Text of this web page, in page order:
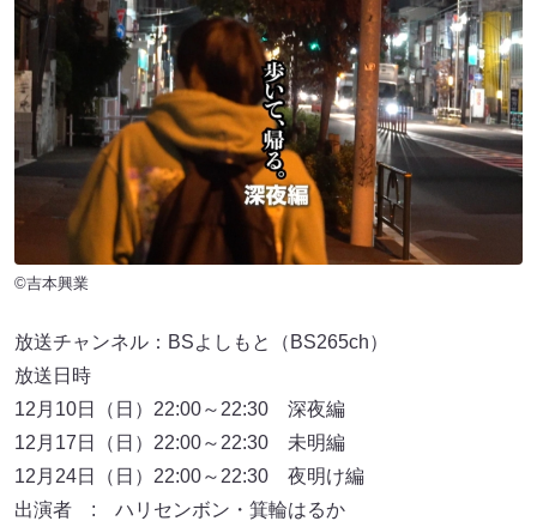
©吉本興業
放送チャンネル：BSよしもと（BS265ch）
放送日時
12月10日（日）22:00～22:30 深夜編
12月17日（日）22:00～22:30 未明編
12月24日（日）22:00～22:30 夜明け編
出演者 : ハリセンボン・箕輪はるか